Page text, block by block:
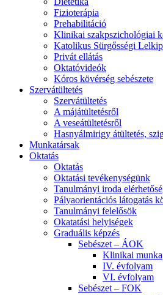
Fizioterápia
Prehabilitáció
Klinikai szakpszichológiai
Katolikus Sürgősségi
Privát ellátás
Oktatóvideók
Kóros kövérség sebészete
Szervátültetés
Szervátültetés
A májátültetésről
A veseátültetésről
Hasnyálmirigy átültetés,
Munkatársak
Oktatás
Oktatás
Oktatási tevékenységünk
Tanulmányi iroda
Pályaorientációs látogatás
Tanulmányi felelősök
Okatatási helyiségek
Graduális képzés
Sebészet – ÁOK
Klinikai munka
IV. évfolyam
VI. évfolyam
Sebészet – FOK